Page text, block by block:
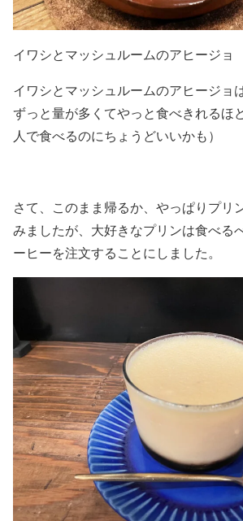
イワシとマッシュルームのアヒージョ
イワシとマッシュルームのアヒージョ
ずっと量が多くてやっと食べきれるほ
人で食べるのにちょうどいいかも）
さて、このまま帰るか、やっぱりプリ
みましたが、大好きなプリンは食べる
ーヒーを注文することにしました。